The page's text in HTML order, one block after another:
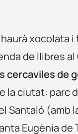
xocolata
de llibres
cercaviles de
ciutat: parc
Santaló (amb
Eugènia de